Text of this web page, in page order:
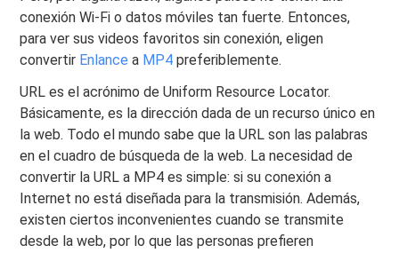
conexión Wi-Fi o datos móviles tan fuerte. Entonces,
para ver sus videos favoritos sin conexión, eligen
convertir Enlance a MP4 preferiblemente.
URL es el acrónimo de Uniform Resource Locator.
Básicamente, es la dirección dada de un recurso único en
la web. Todo el mundo sabe que la URL son las palabras
en el cuadro de búsqueda de la web. La necesidad de
convertir la URL a MP4 es simple: si su conexión a
Internet no está diseñada para la transmisión. Además,
existen ciertos inconvenientes cuando se transmite
desde la web, por lo que las personas prefieren